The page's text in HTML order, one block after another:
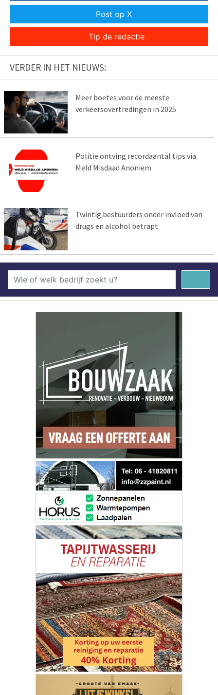
Post op X
Tip de redactie
VERDER IN HET NIEUWS:
Meer boetes voor de meeste
verkeersovertredingen in 2025
Politie ontving recordaantal tips via
Meld Misdaad Anoniem
Twintig bestuurders onder invloed van
drugs en alcohol betrapt